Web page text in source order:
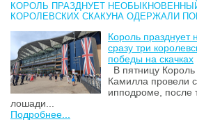
КОРОЛЬ ПРАЗДНУЕТ
КОРОЛЕВСКИХ СКАКУНА ОДЕРЖАЛИ
Король празднует
сразу три
победы на скачках
В пятницу
Камилла провели
ипподроме, после
лошади...
Подробнее...